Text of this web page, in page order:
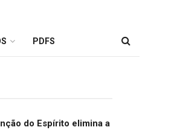
PDFS
do Espírito elimina a